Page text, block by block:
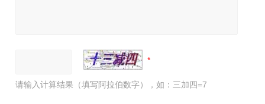
请输入计算结果（填写阿拉伯数字），如：三加四=7